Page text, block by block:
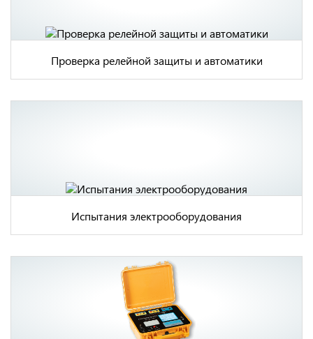
Проверка релейной защиты и автоматики
Испытания электрооборудования